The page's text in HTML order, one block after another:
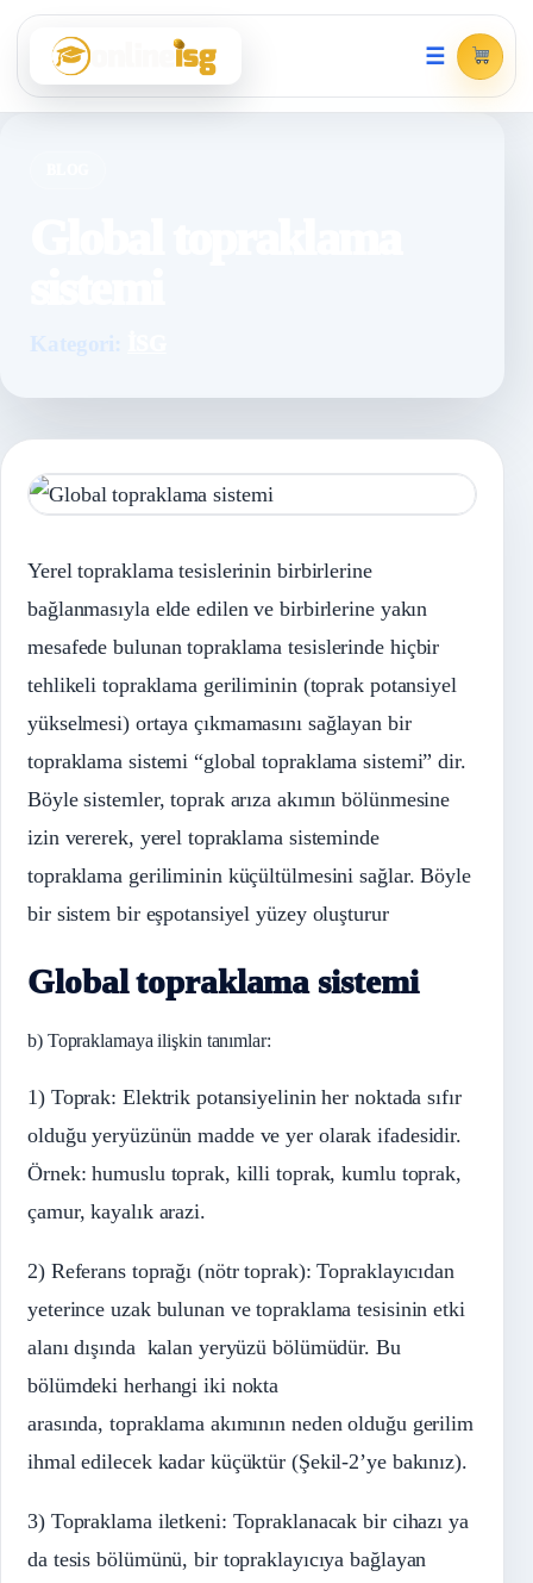
☰
Kategori:
Yerel topraklama tesislerinin birbirlerine
bağlanmasıyla elde edilen ve birbirlerine yakın
mesafede bulunan topraklama tesislerinde hiçbir
tehlikeli topraklama geriliminin (toprak potansiyel
yükselmesi) ortaya çıkmamasını sağlayan bir
topraklama sistemi “global topraklama sistemi” dir.
Böyle sistemler, toprak arıza akımın bölünmesine
izin vererek, yerel topraklama sisteminde
topraklama geriliminin küçültülmesini sağlar. Böyle
bir sistem bir eşpotansiyel yüzey oluşturur
Global topraklama sistemi
b) Topraklamaya ilişkin tanımlar:
1) Toprak: Elektrik potansiyelinin her noktada sıfır
olduğu yeryüzünün madde ve yer olarak ifadesidir.
Örnek: humuslu toprak, killi toprak, kumlu toprak,
çamur, kayalık arazi.
2) Referans toprağı (nötr toprak): Topraklayıcıdan
yeterince uzak bulunan ve topraklama tesisinin etki
alanı dışında kalan yeryüzü bölümüdür. Bu
bölümdeki herhangi iki nokta
arasında, topraklama akımının neden olduğu gerilim
ihmal edilecek kadar küçüktür (Şekil-2’ye bakınız).
3) Topraklama iletkeni: Topraklanacak bir cihazı ya
da tesis bölümünü, bir topraklayıcıya bağlayan